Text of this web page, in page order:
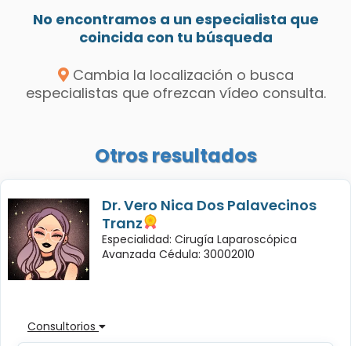
No encontramos a un especialista que
coincida con tu búsqueda
Cambia la localización o busca
especialistas que ofrezcan vídeo consulta.
Otros resultados
Dr. Vero Nica Dos Palavecinos
Tranz
Especialidad: Cirugía Laparoscópica
Avanzada Cédula: 30002010
Consultorios